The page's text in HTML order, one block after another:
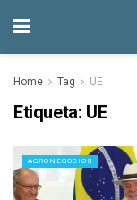
Home Tag UE
Etiqueta: UE
AGRONEGOCIOS